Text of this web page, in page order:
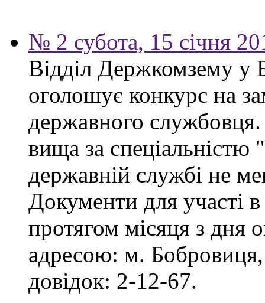
№ 2 субота, 15 січня
Відділ Держкомзему у
оголошує конкурс на
державного
вища за
державній службі не
Документи для участі
протягом місяця з дня
адресою: м.
довідок: 2-12-67.